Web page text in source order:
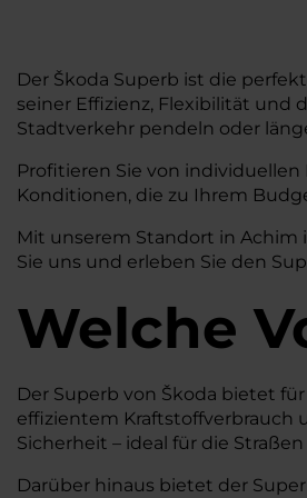
Der Škoda Superb ist die
seiner Effizienz, Flexibilität und
Stadtverkehr pendeln oder
Profitieren Sie von
Konditionen, die zu Ihrem
Mit unserem Standort in Achim
Sie uns und erleben Sie den
Welche
Der Superb von Škoda bietet
effizientem Kraftstoffverbrauch
Sicherheit – ideal für die
Darüber hinaus bietet der